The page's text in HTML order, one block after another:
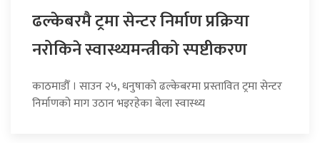
ढल्केबरमै ट्रमा सेन्टर निर्माण प्रक्रिया
नरोकिने स्वास्थ्यमन्त्रीको स्पष्टीकरण
काठमाडौँ । साउन २५, धनुषाको ढल्केबरमा प्रस्तावित ट्रमा सेन्टर
निर्माणको माग उठान भइरहेका बेला स्वास्थ्य